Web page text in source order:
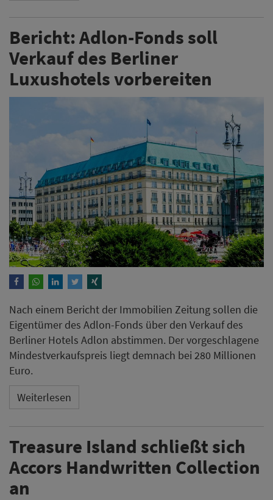
Bericht: Adlon-Fonds soll
Verkauf des Berliner
Luxushotels vorbereiten
Nach einem Bericht der Immobilien Zeitung sollen die
Eigentümer des Adlon-Fonds über den Verkauf des
Berliner Hotels Adlon abstimmen. Der vorgeschlagene
Mindestverkaufspreis liegt demnach bei 280 Millionen
Euro.
Weiterlesen
Treasure Island schließt sich
Accors Handwritten Collection
an